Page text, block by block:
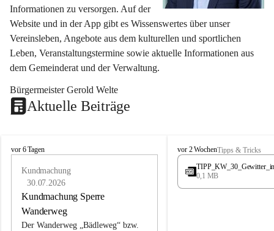
Informationen zu versorgen. Auf der
Website und in der App gibt es Wissenswertes über unser
Vereinsleben, Angebote aus dem kulturellen und sportlichen
Leben, Veranstaltungstermine sowie aktuelle Informationen aus
dem Gemeinderat und der Verwaltung.
Bürgermeister Gerold Welte
Aktuelle Beiträge
L
vor 6 Tagen
Kundmachung
30.07.2026
Kundmachung Sperre
Wanderweg
Der Wanderweg „Bädleweg“ bzw.
L
a
e
vor 2 WochenTipps & Tricks
0,1 MB